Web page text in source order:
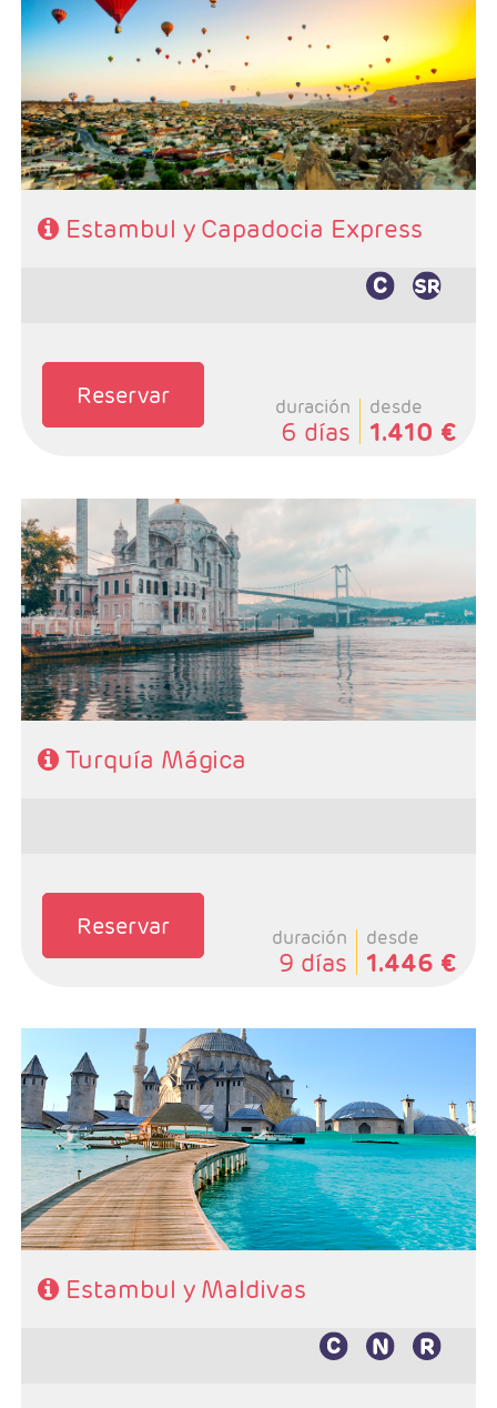
calendario
Ruta; 3n Estambul y 2n Capadocia
Régimen: AD Estambul y PC en Cpadocia
Hoteles: Primera, Primera Superior, Semilujo y Lujo
Estambul y Capadocia Express
Reservar duración
6 días
desde
1.410 €
- Salida: Viernes y Sábados
- Ruta: 3 noches en Estambul, 2 noches en Capadocia,
1 noche en Pamukkale, 1 noche en Zona de Esmirna y 1
noche Canakkale
- Categoría: Primera, Primera Superior, Semilujo y Lujo
Turquía Mágica
Reservar duración
9 días
desde
1.446 €
- Salidas: Lunes, martes, miercoles, jueves y sabados
- Ruta: 3 noches Estambul y de libre eleccióm en
Maldivas
- Categoría hotelera: Primera, Primera Superior,
Semilujo y Lujo
- Régimen: Según programa
Estambul y Maldivas